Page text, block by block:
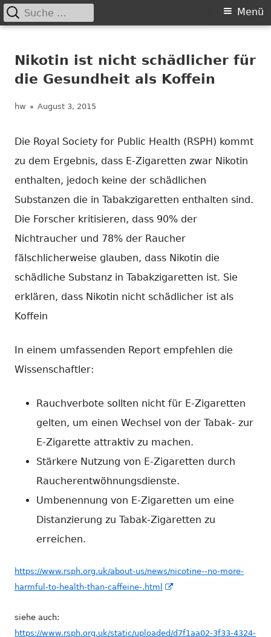
zum
Inhalt
Primäres
Menü
Suche
nach:
Nikotin ist nicht schädlicher für
die Gesundheit als Koffein
Autor
hw Veröffentlicht
August 3, 2015
Die Royal Society for Public Health (RSPH) kommt
zu dem Ergebnis, dass E-Zigaretten zwar Nikotin
enthalten, jedoch keine der schädlichen
Substanzen die in Tabakzigaretten enthalten sind.
Die Forscher kritisieren, dass 90% der
Nichtraucher und 78% der Raucher
fälschlicherweise glauben, dass Nikotin die
schädliche Substanz in Tabakzigaretten ist. Sie
erklären, dass Nikotin nicht schädlicher ist als
Koffein
In einem umfassenden Report empfehlen die
Wissenschaftler:
Rauchverbote sollten nicht für E-Zigaretten
gelten, um einen Wechsel von der Tabak- zur
E-Zigarette attraktiv zu machen.
Stärkere Nutzung von E-Zigaretten durch
Raucherentwöhnungsdienste.
Umbenennung von E-Zigaretten um eine
Distanzierung zu Tabak-Zigaretten zu
erreichen.
https://www.rsph.org.uk/about-us/news/nicotine--no-more-
harmful-to-health-than-caffeine-.html
öffnen
siehe auch:
https://www.rsph.org.uk/static/uploaded/d7f1aa02-3f33-4324-